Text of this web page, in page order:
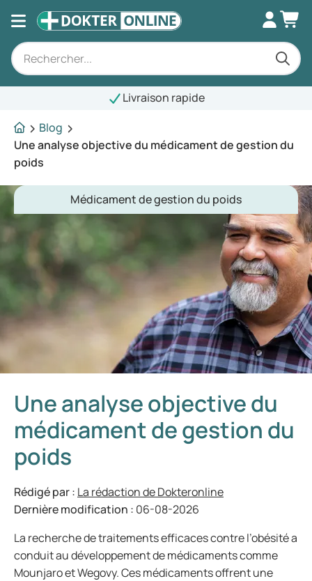
Livraison rapide
Blog
Une analyse objective du médicament de gestion du
poids
Médicament de gestion du poids
Une analyse objective du
médicament de gestion du
poids
Rédigé par : La rédaction de Dokteronline
Dernière modification : 06-08-2026
La recherche de traitements efficaces contre l’obésité a
conduit au développement de médicaments comme
Mounjaro et Wegovy. Ces médicaments offrent une